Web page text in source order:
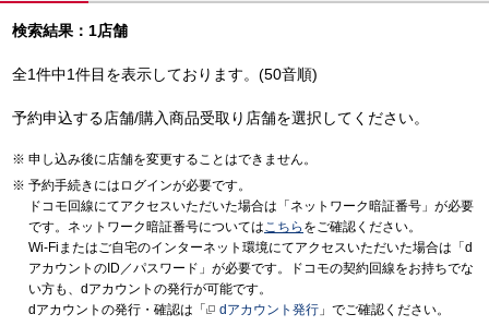
検索結果：1店舗
全1件中1件目を表示しております。(50音順)
予約申込する店舗/購入商品受取り店舗を選択してください。
申し込み後に店舗を変更することはできません。
予約手続きにはログインが必要です。
ドコモ回線にてアクセスいただいた場合は「ネットワーク暗証番号」が必要
です。ネットワーク暗証番号についてはこちら をご確認ください。
Wi-Fiまたはご自宅のインターネット環境にてアクセスいただいた場合は「d
アカウントのID／パスワード」が必要です。ドコモの契約回線をお持ちでな
い方も、dアカウントの発行が可能です。
dアカウントの発行・確認は「
dアカウント発行 」でご確認ください。